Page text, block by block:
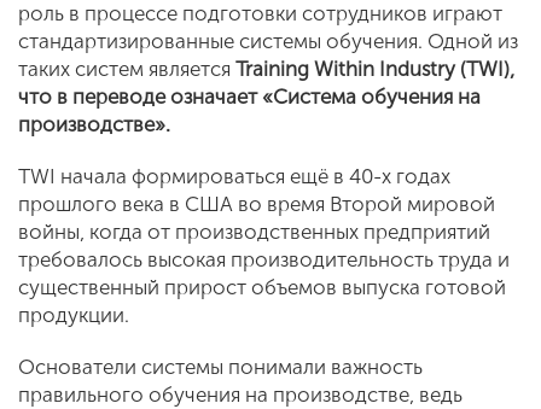
роль в процессе подготовки сотрудников играют
стандартизированные системы обучения. Одной из
таких систем является Training Within Industry (TWI),
что в переводе означает «Система обучения на
производстве».
TWI начала формироваться ещё в 40-х годах
прошлого века в США во время Второй мировой
войны, когда от производственных предприятий
требовалось высокая производительность труда и
существенный прирост объемов выпуска готовой
продукции.
Основатели системы понимали важность
правильного обучения на производстве, ведь